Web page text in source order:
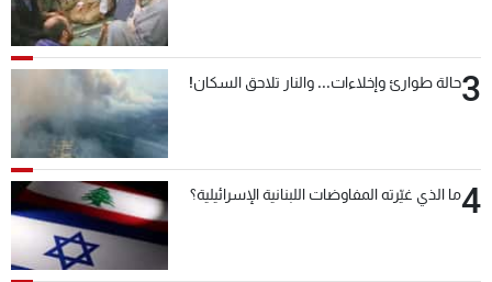
3حالة طوارئ وإخلاءات... والنار تلاحق السكان!
4ما الذي غيّرته المفاوضات اللبنانية الإسرائيلية؟